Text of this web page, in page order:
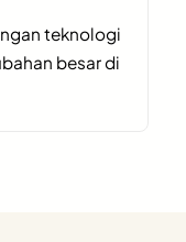
teknologi
besar di